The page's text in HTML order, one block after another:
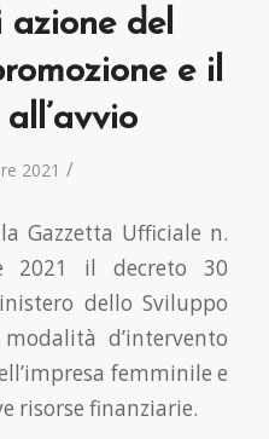
del
e il
2021 /
Gazzetta Ufficiale n.
2021 il decreto 30
dello Sviluppo
d’intervento
femminile e
risorse finanziarie.